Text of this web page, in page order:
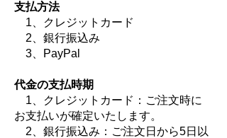
支払方法
1、クレジットカード
2、銀行振込み
3、PayPal
代金の支払時期
1、クレジットカード：ご注文時に
お支払いが確定いたします。
2、銀行振込み：ご注文日から5日以